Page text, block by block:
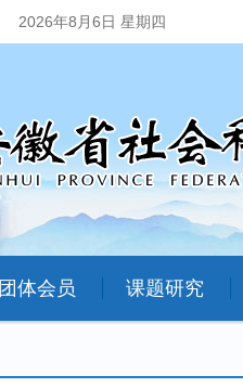
2026年8月6日 星期四
团体会员 课题研究